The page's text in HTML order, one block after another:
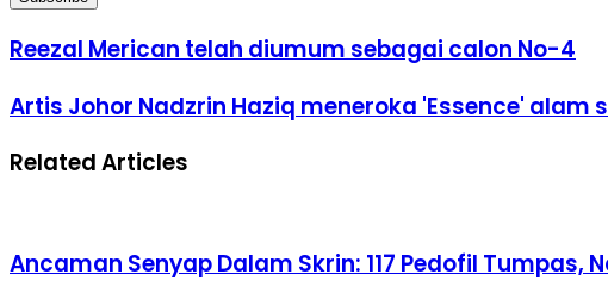
Email
Reezal
Merican
diumum
No-
Reezal Merican telah diumum sebagai calon No-4
Artis
Johor
Haziq
jadi
Artis Johor Nadzrin Haziq meneroka 'Essence'
Related Articles
Ancaman Senyap Dalam Skrin: 117 Pedofil Tumpas,